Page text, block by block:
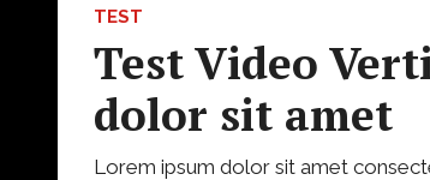
TEST
Test Video
dolor sit amet
Lorem ipsum dolor sit amet